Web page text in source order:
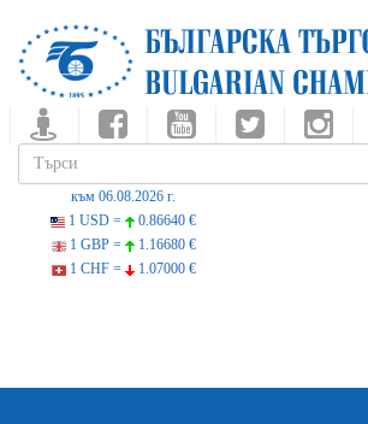
към 06.08.2026 г.
1 USD =
0.86640 €
1 GBP =
1.16680 €
1 CHF =
1.07000 €